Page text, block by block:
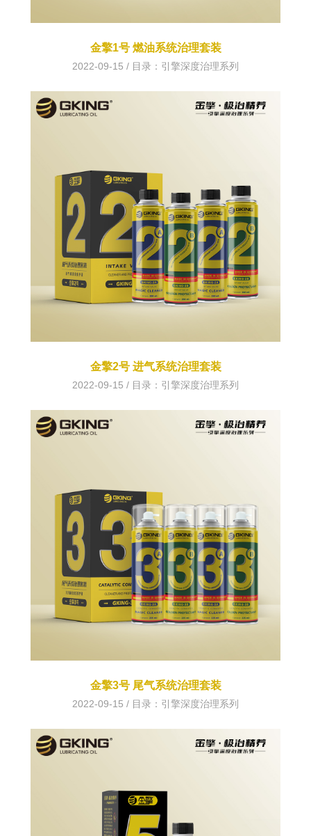
金擎1号 燃油系统治理套装
2022-09-15 / 目录： 引擎深度治理系列
金擎2号 进气系统治理套装
2022-09-15 / 目录： 引擎深度治理系列
金擎3号 尾气系统治理套装
2022-09-15 / 目录： 引擎深度治理系列